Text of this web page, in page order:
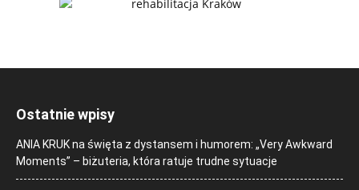
Ostatnie wpisy
ANIA KRUK na święta z dystansem i humorem: „Very Awkward
Moments” – biżuteria, która ratuje trudne sytuacje